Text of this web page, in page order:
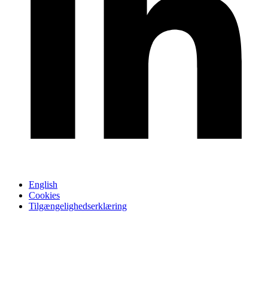
English
Cookies
Tilgængelighedserklæring